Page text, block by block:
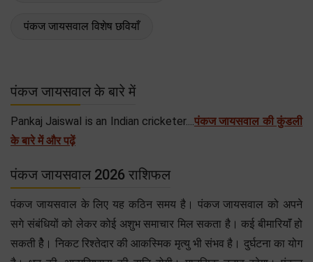
पंकज जायसवाल विशेष छवियाँ
पंकज जायसवाल के बारे में
Pankaj Jaiswal is an Indian cricketer....पंकज जायसवाल की कुंडली
के बारे में और पढ़ें
पंकज जायसवाल 2026 राशिफल
पंकज जायसवाल के लिए यह कठिन समय है। पंकज जायसवाल को अपने
सगे संबंधियों को लेकर कोई अशुभ समाचार मिल सकता है। कई बीमारियाॅं हो
सकती हेै। निकट रिश्तेदार की आकस्मिक मृत्यु भी संभव है। दुर्घटना का योग